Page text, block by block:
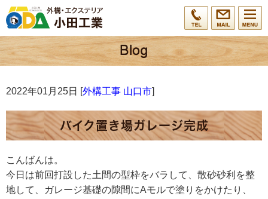
2022年01月25日 [外構工事 山口市]
バイク置き場ガレージ完成
こんばんは。
今日は前回打設した土間の型枠をバラして、散砂砂利を整
地して、ガレージ基礎の隙間にAモルで塗りをかけたり、